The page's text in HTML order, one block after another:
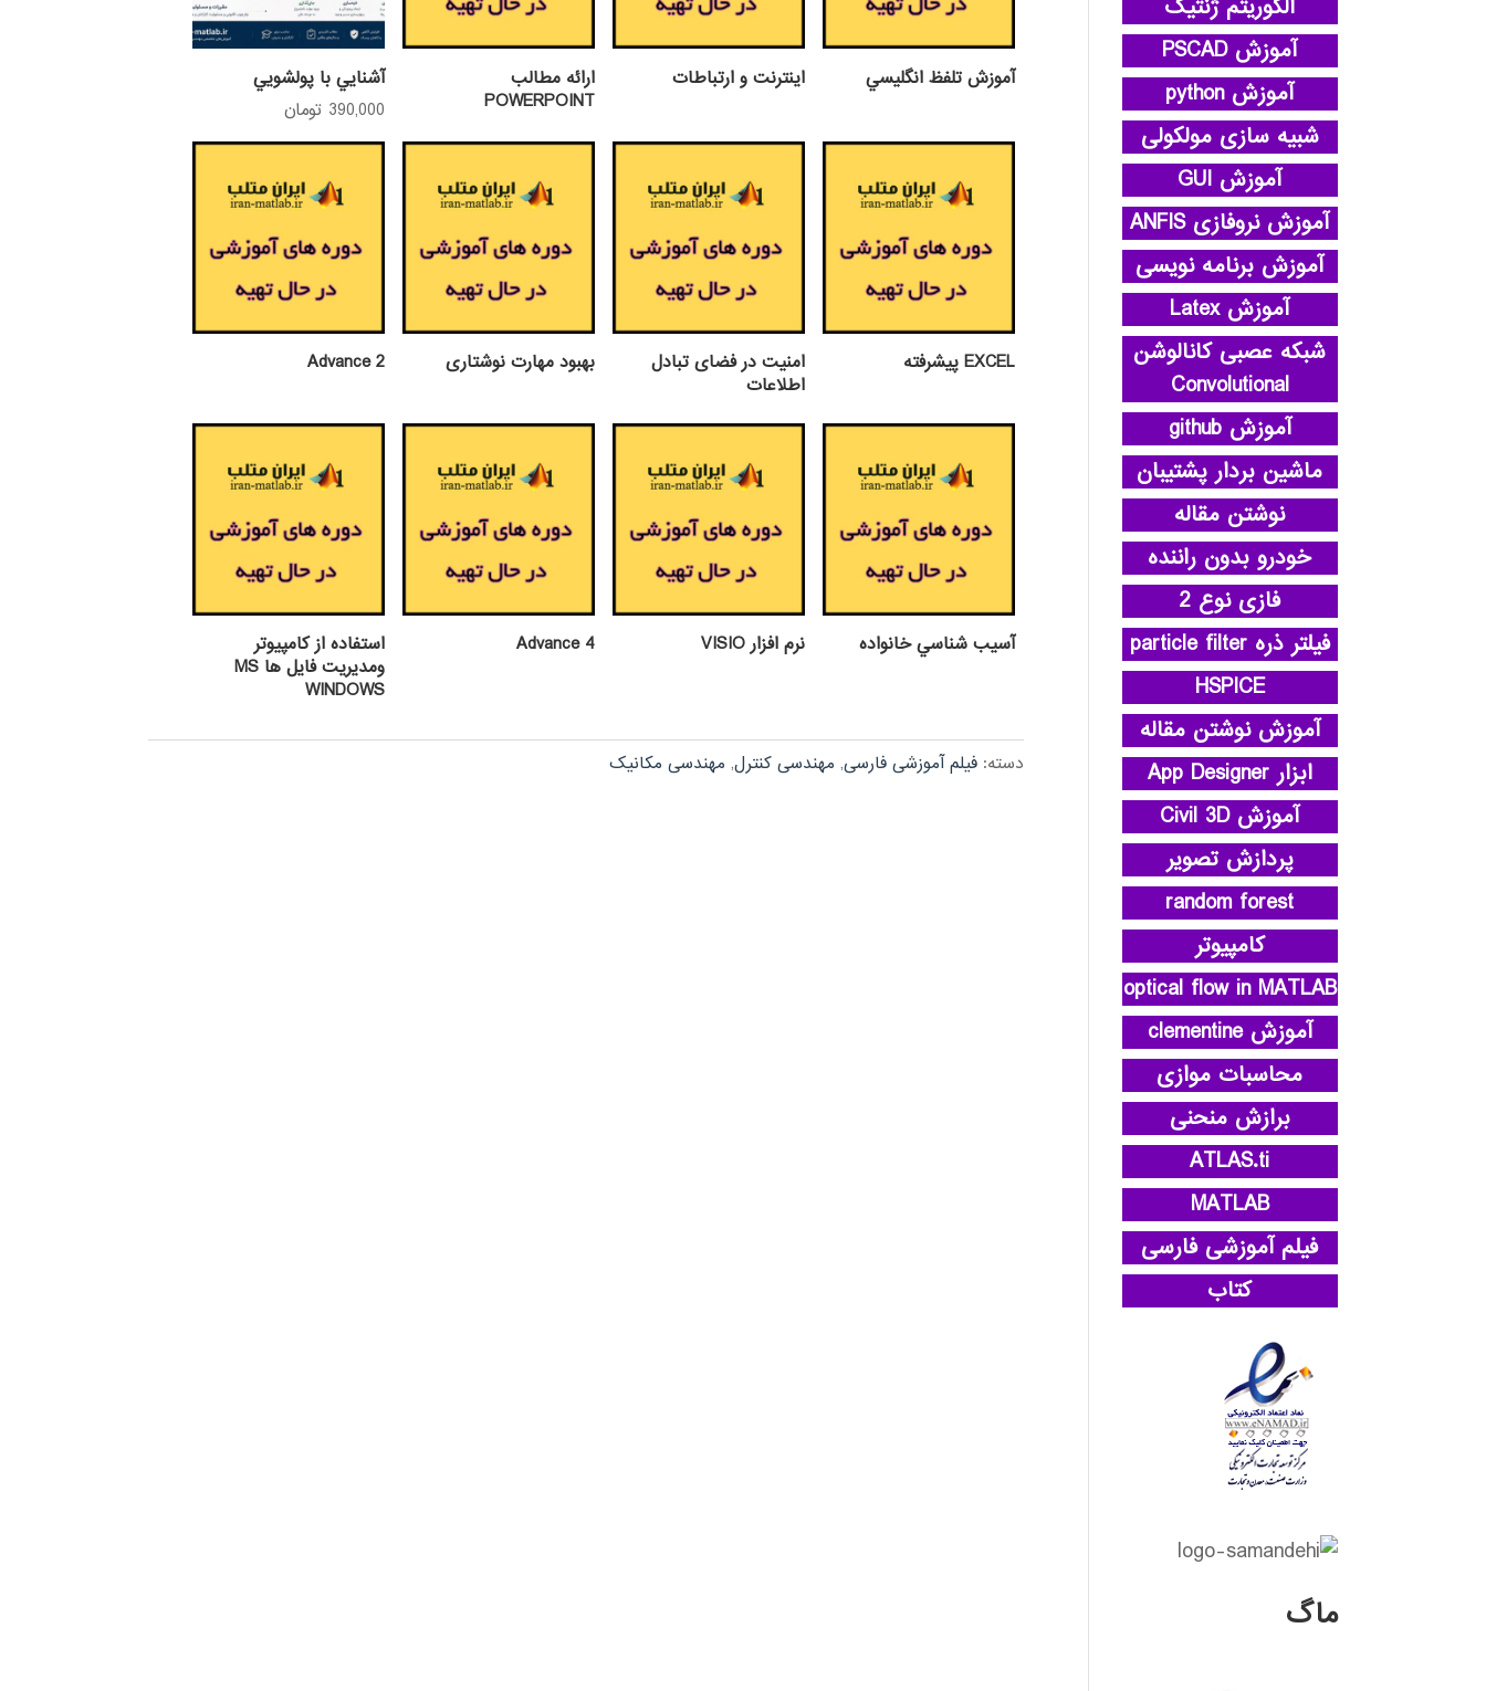
آموزش تلفظ انگليسي اينترنت و ارتباطات
ارائه مطالب
POWERPOINT
آشنايي با پولشويي
390,000 تومان
EXCEL پيشرفته
امنیت در فضای تبادل
اطلاعات
بهبود مهارت نوشتاری Advance 2
آسيب شناسي خانواده نرم افزار VISIO Advance 4
استفاده از كامپيوتر
ومديريت فايل ها MS
WINDOWS
دسته: فیلم آموزشی فارسی, مهندسی کنترل, مهندسی مکانیک
الگوریتم ژنتیک
آموزش PSCAD
آموزش python
شبیه سازی مولکولی
آموزش GUI
آموزش نروفازی ANFIS
آموزش برنامه نویسی
آموزش Latex
شبکه عصبی کانالوشن
Convolutional
آموزش github
ماشین بردار پشتیبان
نوشتن مقاله
خودرو بدون راننده
فازی نوع 2
فیلتر ذره particle filter
HSPICE
آموزش نوشتن مقاله
ابزار App Designer
آموزش Civil 3D
پردازش تصویر
random forest
کامپیوتر
optical flow in MATLAB
آموزش clementine
محاسبات موازی
برازش منحنی
ATLAS.ti
MATLAB
فیلم آموزشی فارسی
کتاب
ماگ